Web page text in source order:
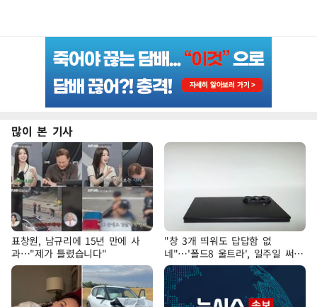
많이 본 기사
표창원, 남규리에 15년 만에 사
과…"제가 틀렸습니다"
"창 3개 띄워도 답답함 없
네"…'폴드8 울트라', 일주일 써보
니